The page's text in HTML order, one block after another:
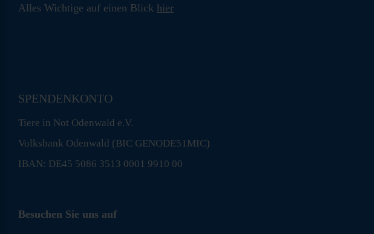
Alles Wichtige auf einen Blick hier
SPENDENKONTO
Tiere in Not Odenwald e.V.
Volksbank Odenwald (BIC GENODE51MIC)
IBAN: DE45 5086 3513 0001 9910 00
Besuchen Sie uns auf